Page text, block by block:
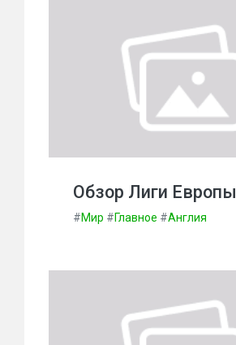
Обзор Лиги Европы
#Мир #Главное #Англия